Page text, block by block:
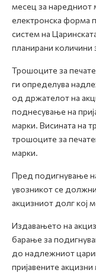
Контакт
Е-Весник
месец за наредниот
електронска форма
систем на
планирани
Трошоците за
ги определува
од држателот на
поднесување на
марки. Висината на
трошоците за
марки.
Пред подигнување
увозникот се
акцизниот долг кој
Издавањето на
барање за
до надлежниот
пријавените